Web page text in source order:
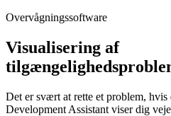
Overvågningssoftware
Visualisering af
Det er svært at rette et problem,
Development Assistant viser dig